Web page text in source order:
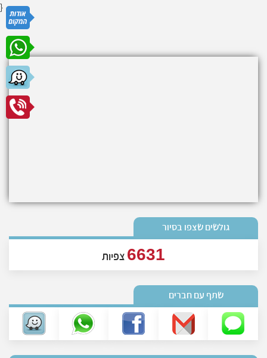
גולשים שצפו בסיור
6631 צפיות
שתף עם חברים
}